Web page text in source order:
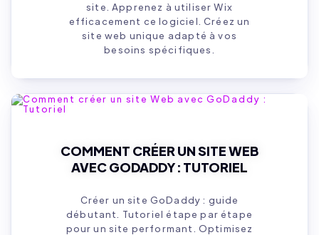
site. Apprenez à utiliser Wix
efficacement ce logiciel. Créez un
site web unique adapté à vos
besoins spécifiques.
COMMENT CRÉER UN SITE WEB
AVEC GODADDY : TUTORIEL
Créer un site GoDaddy : guide
débutant. Tutoriel étape par étape
pour un site performant. Optimisez